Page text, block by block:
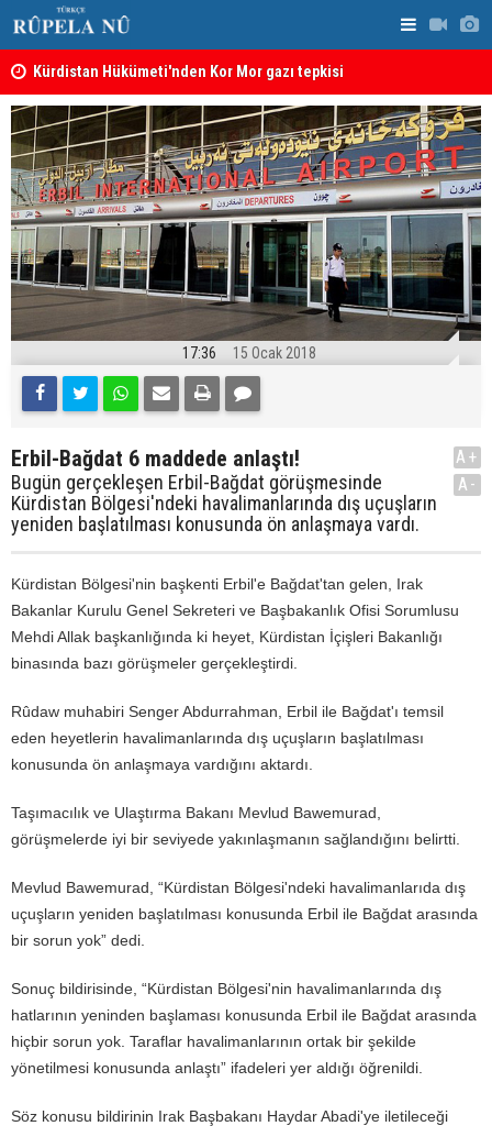
Kürdistan Hükümeti'nden Kor Mor gazı tepkisi
17:36 15 Ocak 2018
Erbil-Bağdat 6 maddede anlaştı!
Bugün gerçekleşen Erbil-Bağdat görüşmesinde
Kürdistan Bölgesi'ndeki havalimanlarında dış uçuşların
yeniden başlatılması konusunda ön anlaşmaya vardı.
A+
A-
Kürdistan Bölgesi'nin başkenti Erbil'e Bağdat'tan gelen, Irak
Bakanlar Kurulu Genel Sekreteri ve Başbakanlık Ofisi Sorumlusu
Mehdi Allak başkanlığında ki heyet, Kürdistan İçişleri Bakanlığı
binasında bazı görüşmeler gerçekleştirdi.
Rûdaw muhabiri Senger Abdurrahman, Erbil ile Bağdat'ı temsil
eden heyetlerin havalimanlarında dış uçuşların başlatılması
konusunda ön anlaşmaya vardığını aktardı.
Taşımacılık ve Ulaştırma Bakanı Mevlud Bawemurad,
görüşmelerde iyi bir seviyede yakınlaşmanın sağlandığını belirtti.
Mevlud Bawemurad, “Kürdistan Bölgesi'ndeki havalimanlarıda dış
uçuşların yeniden başlatılması konusunda Erbil ile Bağdat arasında
bir sorun yok” dedi.
Sonuç bildirisinde, “Kürdistan Bölgesi'nin havalimanlarında dış
hatlarının yeninden başlaması konusunda Erbil ile Bağdat arasında
hiçbir sorun yok. Taraflar havalimanlarının ortak bir şekilde
yönetilmesi konusunda anlaştı” ifadeleri yer aldığı öğrenildi.
Söz konusu bildirinin Irak Başbakanı Haydar Abadi'ye iletileceği